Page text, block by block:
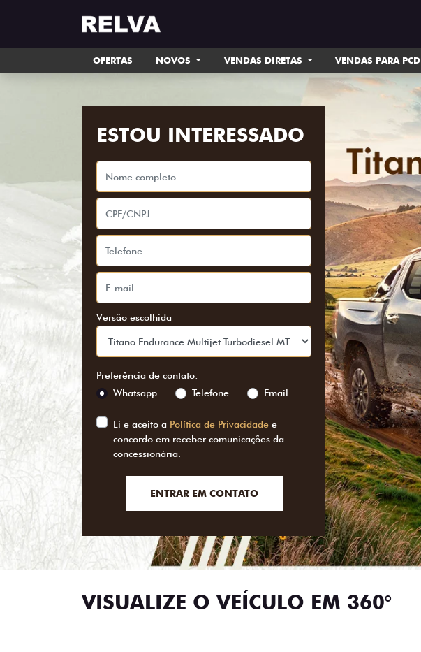
OFERTAS NOVOS VENDAS DIRETAS VENDAS PARA PCD
ESTOU INTERESSADO
Versão escolhida
Preferência de contato:
Whatsapp
Telefone Email
Li e aceito a Política de Privacidade e
concordo em receber comunicações da
concessionária.
ENTRAR EM CONTATO
VISUALIZE O VEÍCULO EM 360°